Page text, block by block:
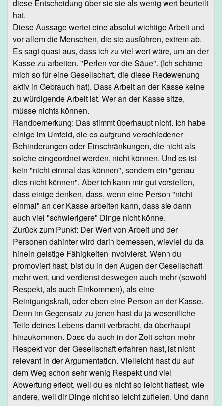
diese Entscheidung über sie sie als wenig wert beurteilt
hat.
Diese Aussage wertet eine absolut wichtige Arbeit und
vor allem die Menschen, die sie ausführen, extrem ab.
Es sagt quasi aus, dass ich zu viel wert wäre, um an der
Kasse zu arbeiten. "Perlen vor die Säue". (Ich schäme
mich so für eine Gesellschaft, die diese Redewenung
aktiv in Gebrauch hat). Dass Arbeit an der Kasse keine
zu würdigende Arbeit ist. Wer an der Kasse sitze,
müsse nichts können.
Randbemerkung: Das stimmt überhaupt nicht. Ich habe
einige im Umfeld, die es aufgrund verschiedener
Behinderungen oder Einschränkungen, die nicht als
solche eingeordnet werden, nicht können. Und es ist
kein "nicht einmal das können", sondern ein "genau
dies nicht können". Aber ich kann mir gut vorstellen,
dass einige denken, dass, wenn eine Person "nicht
einmal" an der Kasse arbeiten kann, dass sie dann
auch viel "schwierigere" Dinge nicht könne.
Zurück zum Punkt: Der Wert von Arbeit und der
Personen dahinter wird darin bemessen, wieviel du da
hinein geistige Fähigkeiten involvierst. Wenn du
promoviert hast, bist du in den Augen der Gesellschaft
mehr wert, und verdienst deswegen auch mehr (sowohl
Respekt, als auch Einkommen), als eine
Reinigungskraft, oder eben eine Person an der Kasse.
Denn im Gegensatz zu jenen hast du ja wesentliche
Teile deines Lebens damit verbracht, da überhaupt
hinzukommen. Dass du auch in der Zeit schon mehr
Respekt von der Gesellschaft erfahren hast, ist nicht
relevant in der Argumentation. Vielleicht hast du auf
dem Weg schon sehr wenig Respekt und viel
Abwertung erlebt, weil du es nicht so leicht hattest, wie
andere, weil dir Dinge nicht so leicht zufielen. Und dann